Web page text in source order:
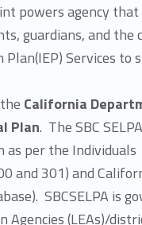
powers agency
guardians, and
Services
California
Plan. The SBC
per the
and 301) and
SBCSELPA is
(LEAs)/